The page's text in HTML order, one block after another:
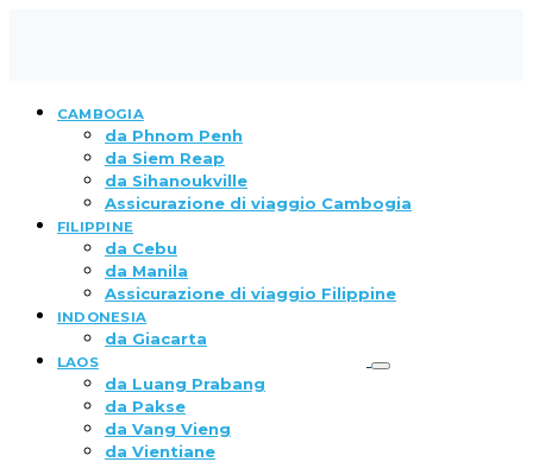
CAMBOGIA
da Phnom Penh
da Siem Reap
da Sihanoukville
Assicurazione di viaggio Cambogia
FILIPPINE
da Cebu
da Manila
Assicurazione di viaggio Filippine
INDONESIA
da Giacarta
LAOS
da Luang Prabang
da Pakse
da Vang Vieng
da Vientiane